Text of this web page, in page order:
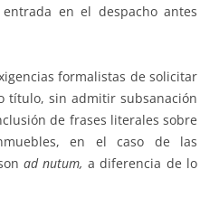
en el despacho antes
formalistas de solicitar
título, sin admitir subsanación
de frases literales sobre
en el caso de las
ad nutum, a diferencia de lo